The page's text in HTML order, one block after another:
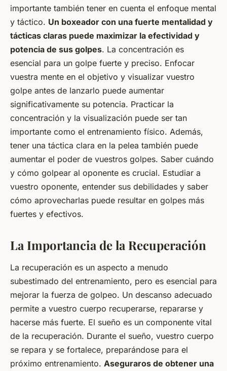
importante también tener en cuenta el enfoque mental
y táctico. Un boxeador con una fuerte mentalidad y
tácticas claras puede maximizar la efectividad y
potencia de sus golpes. La concentración es
esencial para un golpe fuerte y preciso. Enfocar
vuestra mente en el objetivo y visualizar vuestro
golpe antes de lanzarlo puede aumentar
significativamente su potencia. Practicar la
concentración y la visualización puede ser tan
importante como el entrenamiento físico. Además,
tener una táctica clara en la pelea también puede
aumentar el poder de vuestros golpes. Saber cuándo
y cómo golpear al oponente es crucial. Estudiar a
vuestro oponente, entender sus debilidades y saber
cómo aprovecharlas puede resultar en golpes más
fuertes y efectivos.
La Importancia de la Recuperación
La recuperación es un aspecto a menudo
subestimado del entrenamiento, pero es esencial para
mejorar la fuerza de golpeo. Un descanso adecuado
permite a vuestro cuerpo recuperarse, repararse y
hacerse más fuerte. El sueño es un componente vital
de la recuperación. Durante el sueño, vuestro cuerpo
se repara y se fortalece, preparándose para el
próximo entrenamiento. Aseguraros de obtener una